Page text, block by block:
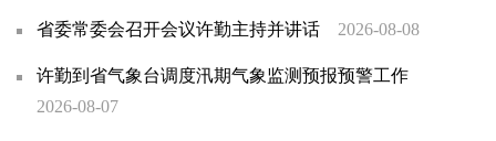
省委常委会召开会议许勤主持并讲话 2026-08-08
许勤到省气象台调度汛期气象监测预报预警工作
2026-08-07